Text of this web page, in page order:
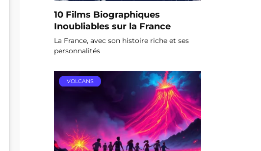
10 Films Biographiques
Inoubliables sur la France
La France, avec son histoire riche et ses
personnalités
VOLCANS